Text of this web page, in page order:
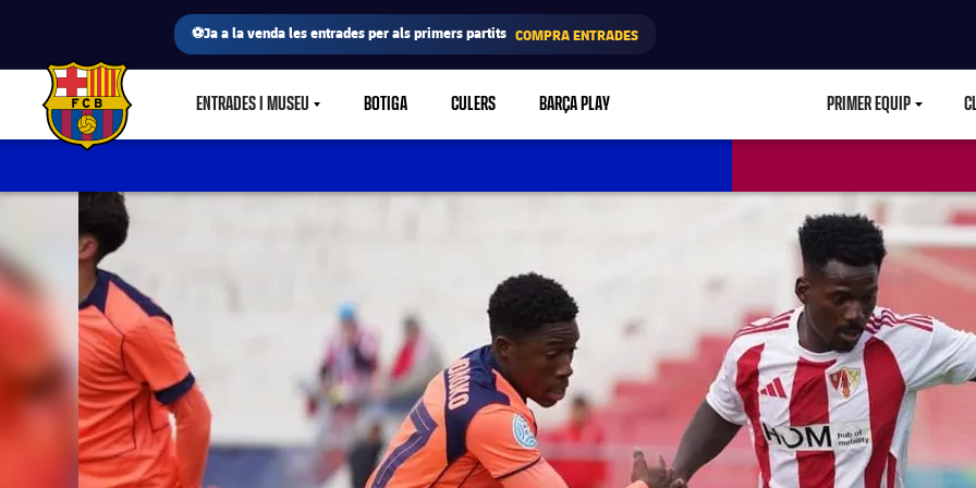
⚽Ja a la venda les entrades per als primers partits COMPRA ENTRADES
FC Barcelona club badge ENTRADES I MUSEULABEL.SHARE.CARETDOWN
BOTIGA CULERS BARÇA PLAY PRIMER EQUIP